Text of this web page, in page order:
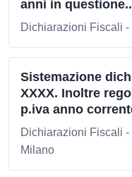
anni in
Dichiarazioni Fiscali
Sistemazione
XXXX. Inoltre
p.iva anno
Dichiarazioni Fiscali
Milano